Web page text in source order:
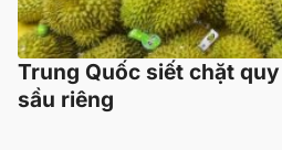
Trung Quốc siết chặt
sầu riêng